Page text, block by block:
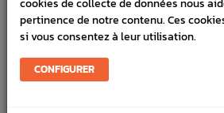
LIVRAISON
VÉHICULES COMPATIBLE
Marque :MAGNECOR
pertinence de notre contenu. Ces
si vous consentez à leur utilisation.
CONFIGURER